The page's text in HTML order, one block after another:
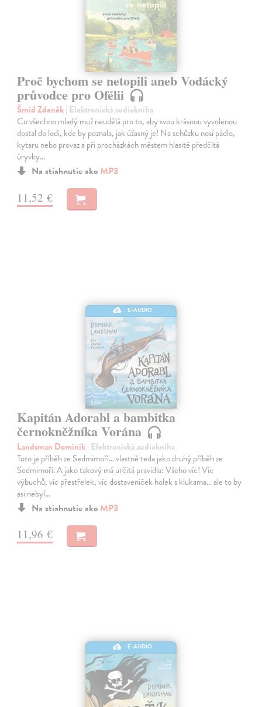
Proč bychom se netopili aneb Vodácký
průvodce pro Ofélii
Šmíd Zdeněk| Elektronická audiokniha
Co všechno mladý muž neudělá pro to, aby svou krásnou vyvolenou
dostal do lodi, kde by poznala, jak úžasný je! Na schůzku nosí pádlo,
kytaru nebo provaz a při procházkách městem hlasitě předčítá
úryvky…
Na stiahnutie ako MP3
11,52 €
E-AUDIO
Kapitán Adorabl a bambitka
černokněžníka Vorána
Landsman Dominik| Elektronická audiokniha
Toto je příběh ze Sedmimoří… vlastně teda jako druhý příběh ze
Sedmimoří. A jako takový má určitá pravidla: Všeho víc! Víc
výbuchů, víc přestřelek, víc dostaveníček holek s klukama… ale to by
asi nebyl…
Na stiahnutie ako MP3
11,96 €
E-AUDIO